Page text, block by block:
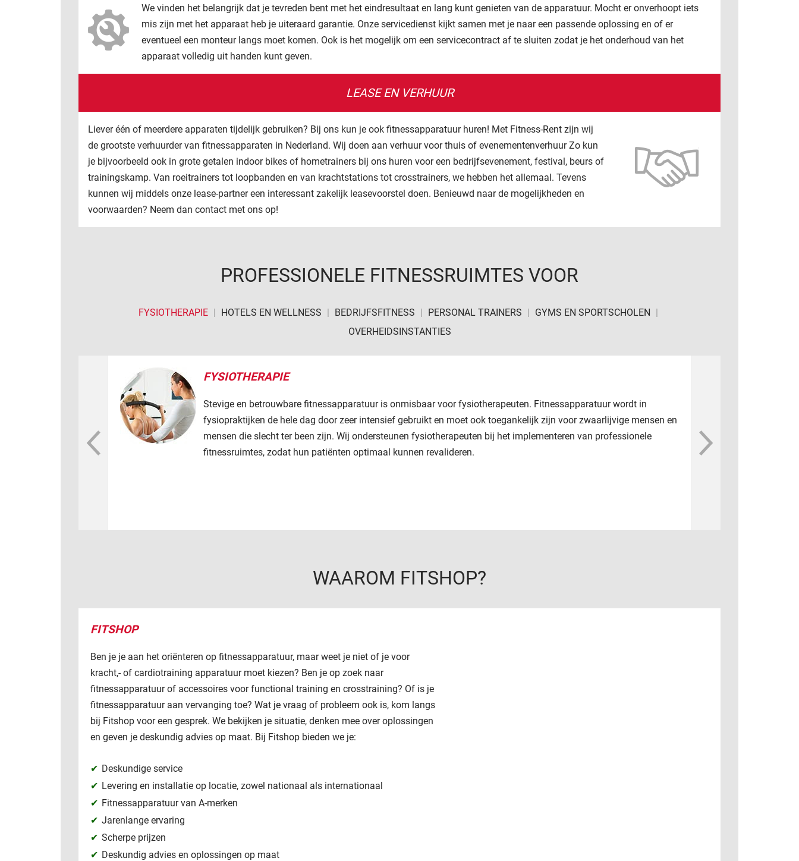
We vinden het belangrijk dat je tevreden bent met het eindresultaat en lang kunt genieten van de apparatuur. Mocht er onverhoopt iets
mis zijn met het apparaat heb je uiteraard garantie. Onze servicedienst kijkt samen met je naar een passende oplossing en of er
eventueel een monteur langs moet komen. Ook is het mogelijk om een servicecontract af te sluiten zodat je het onderhoud van het
apparaat volledig uit handen kunt geven.
LEASE EN VERHUUR
Liever één of meerdere apparaten tijdelijk gebruiken? Bij ons kun je ook fitnessapparatuur huren! Met Fitness-Rent zijn wij
de grootste verhuurder van fitnessapparaten in Nederland. Wij doen aan verhuur voor thuis of evenementenverhuur Zo kun
je bijvoorbeeld ook in grote getalen indoor bikes of hometrainers bij ons huren voor een bedrijfsevenement, festival, beurs of
trainingskamp. Van roeitrainers tot loopbanden en van krachtstations tot crosstrainers, we hebben het allemaal. Tevens
kunnen wij middels onze lease-partner een interessant zakelijk leasevoorstel doen. Benieuwd naar de mogelijkheden en
voorwaarden? Neem dan contact met ons op!
PROFESSIONELE FITNESSRUIMTES VOOR
FYSIOTHERAPIE | HOTELS EN WELLNESS | BEDRIJFSFITNESS | PERSONAL TRAINERS | GYMS EN SPORTSCHOLEN |
OVERHEIDSINSTANTIES
FYSIOTHERAPIE
Stevige en betrouwbare fitnessapparatuur is onmisbaar voor fysiotherapeuten. Fitnessapparatuur wordt in
fysiopraktijken de hele dag door zeer intensief gebruikt en moet ook toegankelijk zijn voor zwaarlijvige mensen en
mensen die slecht ter been zijn. Wij ondersteunen fysiotherapeuten bij het implementeren van professionele
fitnessruimtes, zodat hun patiënten optimaal kunnen revalideren.
WAAROM FITSHOP?
FITSHOP
Ben je je aan het oriënteren op fitnessapparatuur, maar weet je niet of je voor
kracht,- of cardiotraining apparatuur moet kiezen? Ben je op zoek naar
fitnessapparatuur of accessoires voor functional training en crosstraining? Of is je
fitnessapparatuur aan vervanging toe? Wat je vraag of probleem ook is, kom langs
bij Fitshop voor een gesprek. We bekijken je situatie, denken mee over oplossingen
en geven je deskundig advies op maat. Bij Fitshop bieden we je:
Deskundige service
Levering en installatie op locatie, zowel nationaal als internationaal
Fitnessapparatuur van A-merken
Jarenlange ervaring
Scherpe prijzen
Deskundig advies en oplossingen op maat